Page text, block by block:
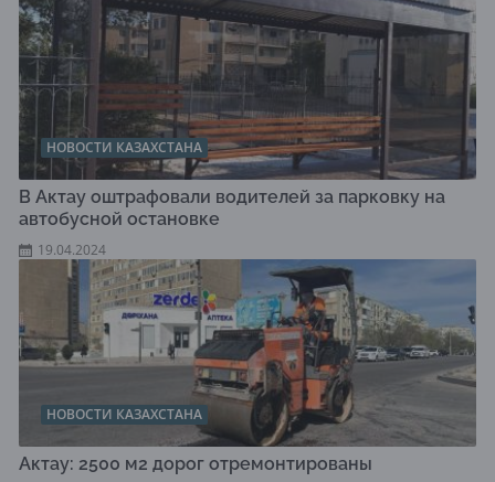
НОВОСТИ КАЗАХСТАНА
В Актау оштрафовали водителей за парковку на
автобусной остановке
19.04.2024
НОВОСТИ КАЗАХСТАНА
Актау: 2500 м2 дорог отремонтированы